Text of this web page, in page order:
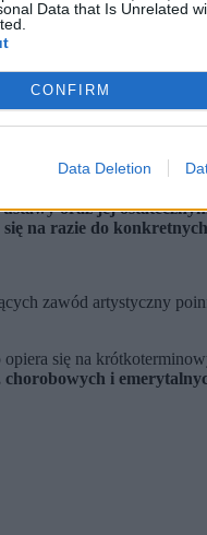
Data that Is Unrelated
CONFIRM
Data Deletion
artystyczny (fot. Shutterstock /
Państwo dopłaci do
oraz jej
na razie do
zawód artystyczny
się na
chorobowych i